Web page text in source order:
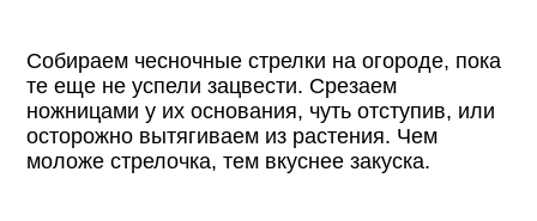
Собираем чесночные стрелки на огороде, пока
те еще не успели зацвести. Срезаем
ножницами у их основания, чуть отступив, или
осторожно вытягиваем из растения. Чем
моложе стрелочка, тем вкуснее закуска.